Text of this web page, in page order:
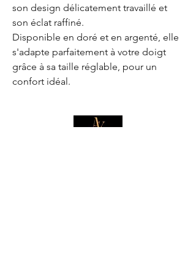
son design délicatement travaillé et
son éclat raffiné.
Disponible en doré et en argenté, elle
s'adapte parfaitement à votre doigt
grâce à sa taille réglable, pour un
confort idéal.